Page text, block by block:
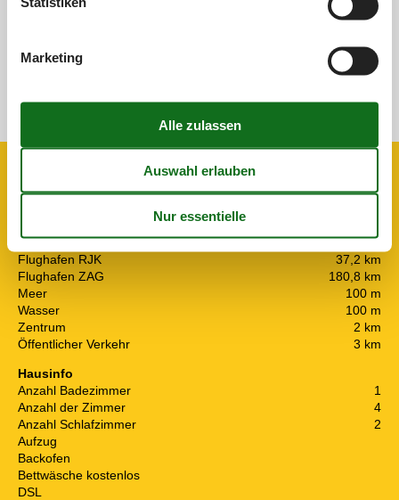
Flughafen PUY
98 km
Flughafen RJK
37,2 km
Flughafen ZAG
180,8 km
Meer
100 m
Wasser
100 m
Zentrum
2 km
Öffentlicher Verkehr
3 km
Hausinfo
Anzahl Badezimmer
1
Anzahl der Zimmer
4
Anzahl Schlafzimmer
2
Aufzug
Backofen
Bettwäsche kostenlos
DSL
Marketing